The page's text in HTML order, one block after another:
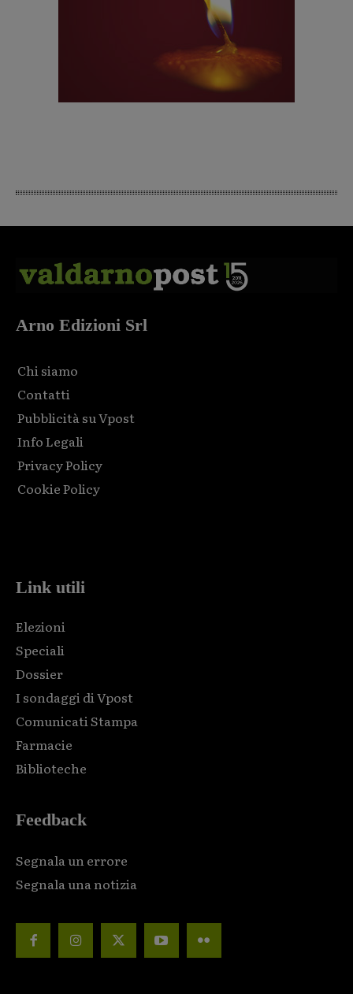
Arno Edizioni Srl
Chi siamo
Contatti
Pubblicità su Vpost
Info Legali
Privacy Policy
Cookie Policy
Link utili
Elezioni
Speciali
Dossier
I sondaggi di Vpost
Comunicati Stampa
Farmacie
Biblioteche
Feedback
Segnala un errore
Segnala una notizia